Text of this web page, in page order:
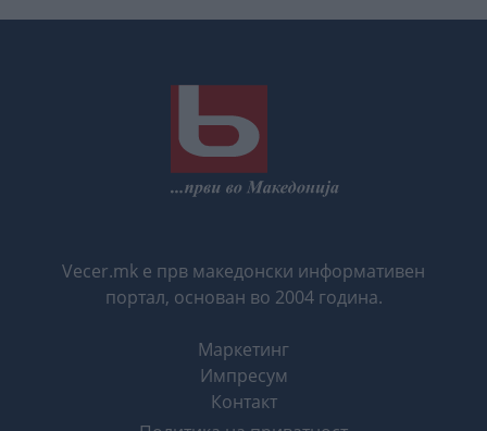
Vecer.mk е прв македонски информативен
портал, основан во 2004 година.
Маркетинг
Импресум
Контакт